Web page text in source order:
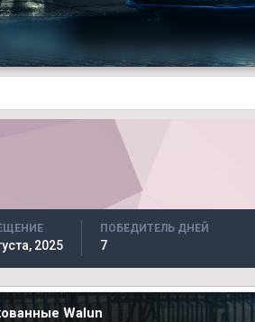
2025
ПОБЕДИТЕЛЬ ДНЕЙ
7
Walun